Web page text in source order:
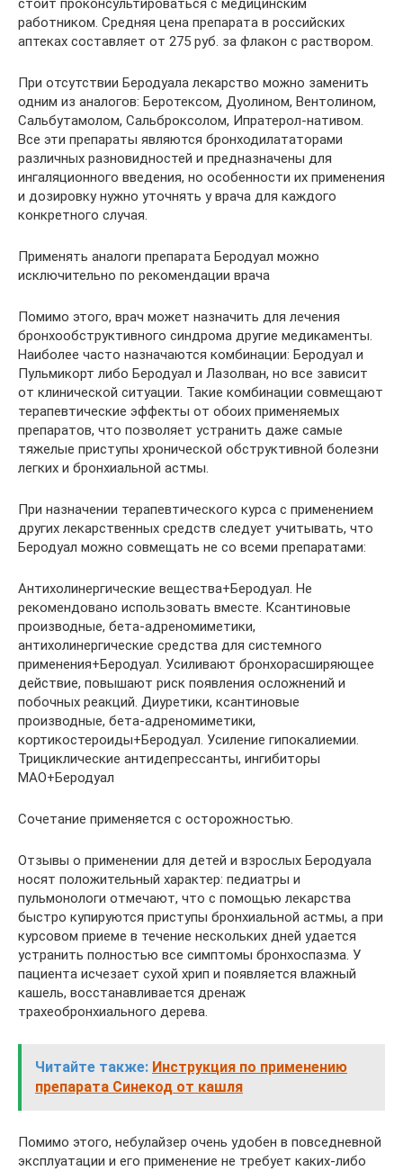
стоит проконсультироваться с медицинским
работником. Средняя цена препарата в российских
аптеках составляет от 275 руб. за флакон с раствором.
При отсутствии Беродуала лекарство можно заменить
одним из аналогов: Беротексом, Дуолином, Вентолином,
Сальбутамолом, Сальброксолом, Ипратерол-нативом.
Все эти препараты являются бронходилататорами
различных разновидностей и предназначены для
ингаляционного введения, но особенности их применения
и дозировку нужно уточнять у врача для каждого
конкретного случая.
Применять аналоги препарата Беродуал можно
исключительно по рекомендации врача
Помимо этого, врач может назначить для лечения
бронхообструктивного синдрома другие медикаменты.
Наиболее часто назначаются комбинации: Беродуал и
Пульмикорт либо Беродуал и Лазолван, но все зависит
от клинической ситуации. Такие комбинации совмещают
терапевтические эффекты от обоих применяемых
препаратов, что позволяет устранить даже самые
тяжелые приступы хронической обструктивной болезни
легких и бронхиальной астмы.
При назначении терапевтического курса с применением
других лекарственных средств следует учитывать, что
Беродуал можно совмещать не со всеми препаратами:
Антихолинергические вещества+Беродуал. Не
рекомендовано использовать вместе. Ксантиновые
производные, бета-адреномиметики,
антихолинергические средства для системного
применения+Беродуал. Усиливают бронхорасширяющее
действие, повышают риск появления осложнений и
побочных реакций. Диуретики, ксантиновые
производные, бета-адреномиметики,
кортикостероиды+Беродуал. Усиление гипокалиемии.
Трициклические антидепрессанты, ингибиторы
МАО+Беродуал
Сочетание применяется с осторожностью.
Отзывы о применении для детей и взрослых Беродуала
носят положительный характер: педиатры и
пульмонологи отмечают, что с помощью лекарства
быстро купируются приступы бронхиальной астмы, а при
курсовом приеме в течение нескольких дней удается
устранить полностью все симптомы бронхоспазма. У
пациента исчезает сухой хрип и появляется влажный
кашель, восстанавливается дренаж
трахеобронхиального дерева.
Читайте также: Инструкция по применению
препарата Синекод от кашля
Помимо этого, небулайзер очень удобен в повседневной
эксплуатации и его применение не требует каких-либо